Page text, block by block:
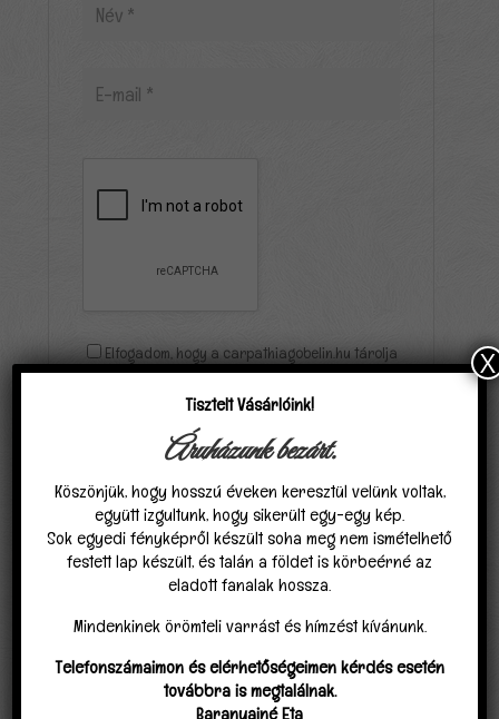
Elfogadom, hogy a carpathiagobelin.hu tárolja
és kezeli adataimat azAdatvédelmi
ban találhatóak szerint.
Kapcsolódó termékek
Akció!
Tisztelt Vásárlóink!
Áruházunk bezárt.
Köszönjük, hogy hosszú éveken keresztül velünk voltak,
együtt izgultunk, hogy sikerült egy-egy kép.
Sok egyedi fényképről készült soha meg nem ismételhető
festett lap készült, és talán a földet is körbeérné az
eladott fanalak hossza.
Mindenkinek örömteli varrást és hímzést kívánunk.
Telefonszámaimon és elérhetőségeimen kérdés esetén
továbbra is megtalálnak.
Baranyainé Eta
X